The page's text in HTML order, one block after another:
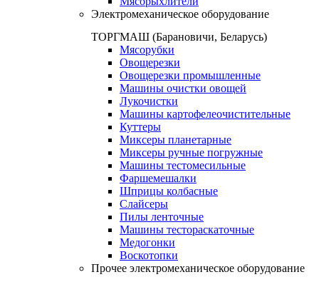
Электромеханическое оборудование
ТОРГМАШ (Барановичи, Беларусь)
Мясорубки
Овощерезки
Овощерезки промышленные
Машины очистки овощей
Лукочистки
Машины картофелеочистительные
Куттеры
Миксеры планетарные
Миксеры ручные погружные
Машины тестомесильные
Фаршемешалки
Шприцы колбасные
Слайсеры
Пилы ленточные
Машины тестораскаточные
Медогонки
Воскотопки
Прочее электромеханическое оборудование